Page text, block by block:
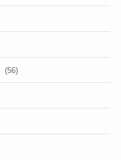
(56)